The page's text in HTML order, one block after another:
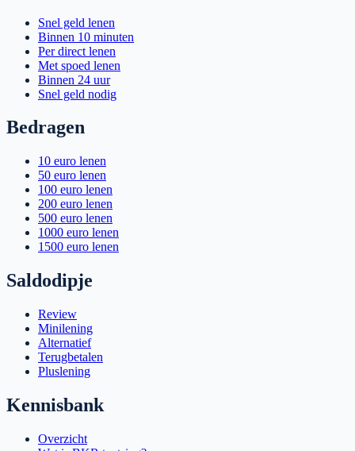
Snel geld lenen
Binnen 10 minuten
Per direct lenen
Met spoed lenen
Binnen 24 uur
Snel geld nodig
Bedragen
10 euro lenen
50 euro lenen
100 euro lenen
200 euro lenen
500 euro lenen
1000 euro lenen
1500 euro lenen
Saldodipje
Review
Minilening
Alternatief
Terugbetalen
Pluslening
Kennisbank
Overzicht